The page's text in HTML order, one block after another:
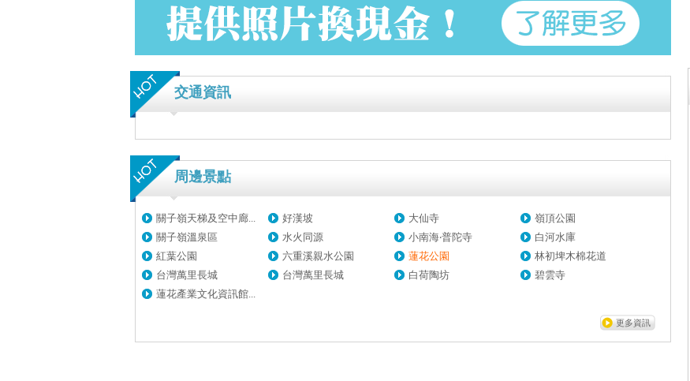
交通資訊
周邊景點
關子嶺天梯及空中廊... 好漢坡 大仙寺
嶺頂公園
關子嶺溫泉區
水火同源 小南海‧普陀寺
白河水庫
紅葉公園
六重溪親水公園 蓮花公園
林初埤木棉花道
台灣萬里長城
台灣萬里長城 白荷陶坊
碧雲寺
蓮花產業文化資訊館...
更多資訊